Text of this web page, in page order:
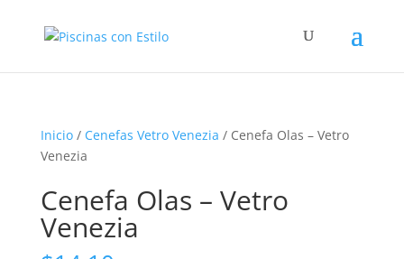
Inicio/ Cenefas Vetro Venezia / Cenefa Olas – Vetro
Venezia
Cenefa Olas – Vetro
Venezia